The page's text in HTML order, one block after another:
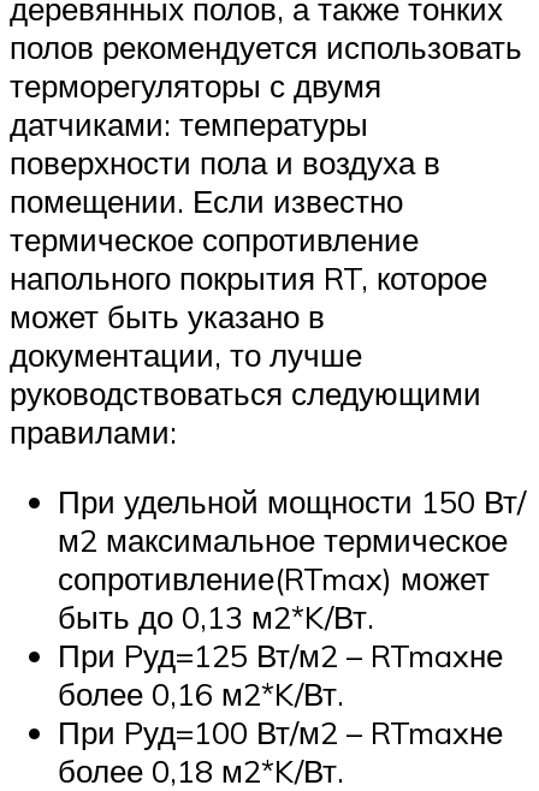
деревянных полов, а также тонких
полов рекомендуется использовать
терморегуляторы с двумя
датчиками: температуры
поверхности пола и воздуха в
помещении. Если известно
термическое сопротивление
напольного покрытия RT, которое
может быть указано в
документации, то лучше
руководствоваться следующими
правилами:
При удельной мощности 150 Вт/
м2 максимальное термическое
сопротивление(RTmax) может
быть до 0,13 м2*K/Вт.
При Pуд=125 Вт/м2 – RTmaxне
более 0,16 м2*K/Вт.
При Pуд=100 Вт/м2 – RTmaxне
более 0,18 м2*K/Вт.